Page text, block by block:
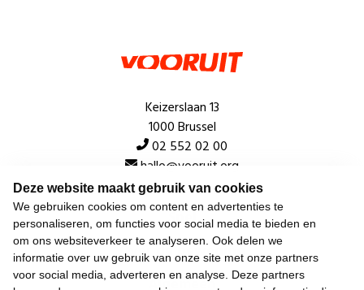
Deze website maakt gebruik van cookies
We gebruiken cookies om content en advertenties te
personaliseren, om functies voor social media te bieden en
om ons websiteverkeer te analyseren. Ook delen we
informatie over uw gebruik van onze site met onze partners
voor social media, adverteren en analyse. Deze partners
Keizerslaan 13
1000 Brussel
02 552 02 00
hallo@vooruit.org
Snel
Over de beweging
Algemeen